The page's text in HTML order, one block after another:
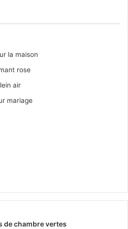
la maison
rose
air
mariage
de chambre vertes